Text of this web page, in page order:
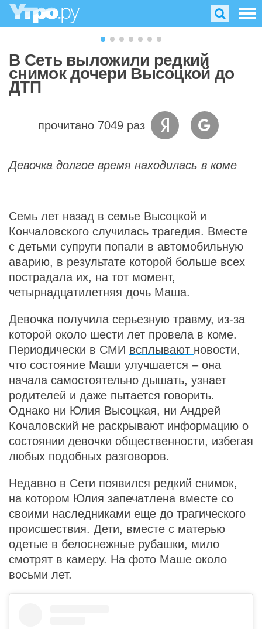
В Сеть выложили редкий
снимок дочери Высоцкой до
ДТП
прочитано 7049 раз
Девочка долгое время находилась в коме
Семь лет назад в семье Высоцкой и
Кончаловского случилась трагедия. Вместе
с детьми супруги попали в автомобильную
аварию, в результате которой больше всех
пострадала их, на тот момент,
четырнадцатилетняя дочь Маша.
Девочка получила серьезную травму, из-за
которой около шести лет провела в коме.
Периодически в СМИ всплывают новости,
что состояние Маши улучшается – она
начала самостоятельно дышать, узнает
родителей и даже пытается говорить.
Однако ни Юлия Высоцкая, ни Андрей
Кочаловский не раскрывают информацию о
состоянии девочки общественности, избегая
любых подобных разговоров.
Недавно в Сети появился редкий снимок,
на котором Юлия запечатлена вместе со
своими наследниками еще до трагического
происшествия. Дети, вместе с матерью
одетые в белоснежные рубашки, мило
смотрят в камеру. На фото Маше около
восьми лет.